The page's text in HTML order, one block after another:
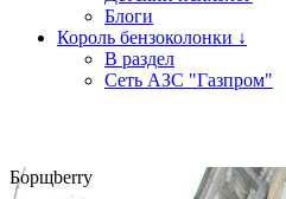
Блоги
Король бензоколонки ↓
В раздел
Сеть АЗС "Газпром"
Борщberry